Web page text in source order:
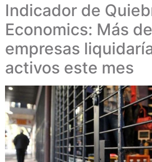
Indicador de
Economics: Más
empresas
activos este mes